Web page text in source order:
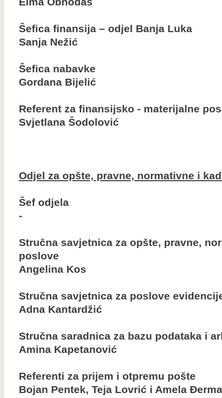
Šefica finansija – odjel Banja Luka
Sanja Nežić
Šefica nabavke
Gordana Bijelić
Referent za finansijsko - materijalne
Svjetlana Šodolović
Odjel za opšte, pravne, normativne i
Šef odjela
-
Stručna savjetnica za opšte, pravne,
poslove
Angelina Kos
Stručna savjetnica za poslove
Adna Kantardžić
Stručna saradnica za bazu podataka i
Amina Kapetanović
Referenti za prijem i otpremu pošte
Bojan Pentek, Teja Lovrić i Amela